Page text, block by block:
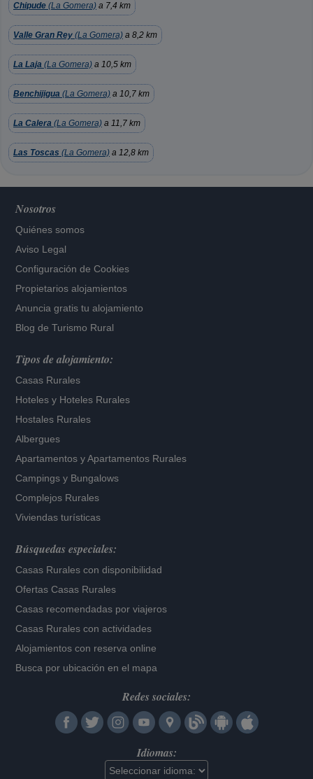
Chipude (La Gomera) a 7,4 km
Valle Gran Rey (La Gomera) a 8,2 km
La Laja (La Gomera) a 10,5 km
Benchijigua (La Gomera) a 10,7 km
La Calera (La Gomera) a 11,7 km
Las Toscas (La Gomera) a 12,8 km
Nosotros
Quiénes somos
Aviso Legal
Configuración de Cookies
Propietarios alojamientos
Anuncia gratis tu alojamiento
Blog de Turismo Rural
Tipos de alojamiento:
Casas Rurales
Hoteles y Hoteles Rurales
Hostales Rurales
Albergues
Apartamentos yApartamentos Rurales
Campings y Bungalows
Complejos Rurales
Viviendas turísticas
Búsquedas especiales:
Casas Rurales con disponibilidad
Ofertas Casas Rurales
Casas recomendadas por viajeros
Casas Rurales con actividades
Alojamientos con reserva online
Busca por ubicación en el mapa
Redes sociales:
Idiomas: